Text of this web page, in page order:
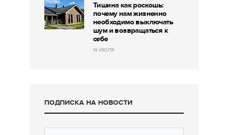
Тишина как роскошь:
почему нам жизненно
необходимо выключать
шум и возвращаться к
себе
14 ИЮЛЯ
ПОДПИСКА НА НОВОСТИ